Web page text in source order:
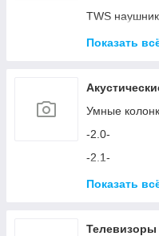
Устройства
Игровые
Игровые
Симуляторы
TWS
Микрофоны
Показать
Умные
-2.0-
-2.1-
Акустика с
Показать
Телевизоры